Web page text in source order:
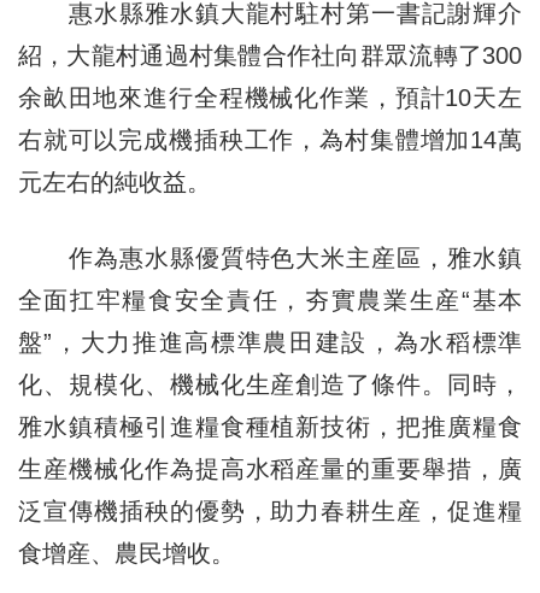
惠水縣雅水鎮大龍村駐村第一書記謝輝介
紹，大龍村通過村集體合作社向群眾流轉了300
余畝田地來進行全程機械化作業，預計10天左
右就可以完成機插秧工作，為村集體增加14萬
元左右的純收益。
作為惠水縣優質特色大米主産區，雅水鎮
全面扛牢糧食安全責任，夯實農業生産“基本
盤”，大力推進高標準農田建設，為水稻標準
化、規模化、機械化生産創造了條件。同時，
雅水鎮積極引進糧食種植新技術，把推廣糧食
生産機械化作為提高水稻産量的重要舉措，廣
泛宣傳機插秧的優勢，助力春耕生産，促進糧
食增産、農民增收。